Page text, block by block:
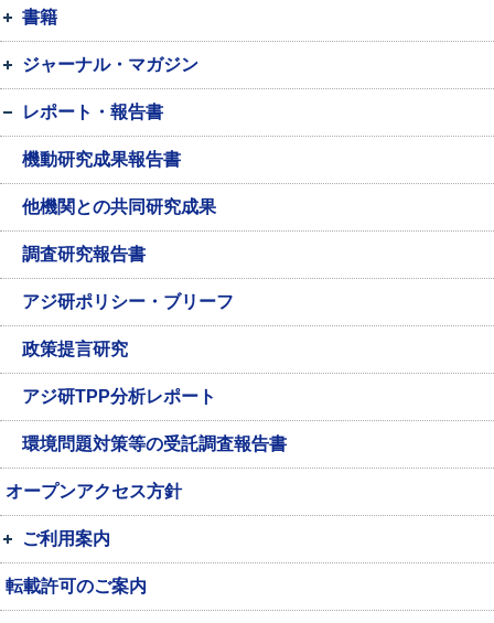
書籍
ジャーナル・マガジン
レポート・報告書
機動研究成果報告書
他機関との共同研究成果
調査研究報告書
アジ研ポリシー・ブリーフ
政策提言研究
アジ研TPP分析レポート
環境問題対策等の受託調査報告書
オープンアクセス方針
ご利用案内
転載許可のご案内